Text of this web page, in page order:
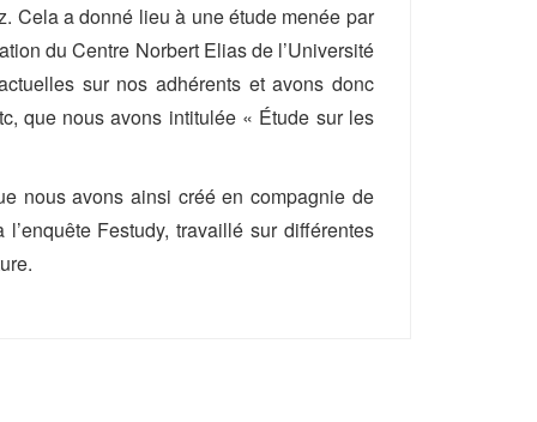
Cela a donné lieu à une étude menée par
du Centre Norbert Elias de l’Université
sur nos adhérents et avons donc
que nous avons intitulée « Étude sur les
nous avons ainsi créé en compagnie de
Festudy, travaillé sur différentes